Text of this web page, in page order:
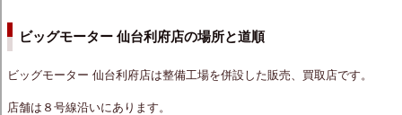
ビッグモーター 仙台利府店の場所と道順
ビッグモーター 仙台利府店は整備工場を併設した販売、買取店です。
店舗は８号線沿いにあります。